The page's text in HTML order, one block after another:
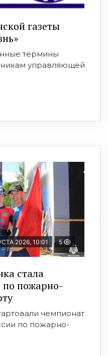
газеты
термины
управляющей
2026, 10:01 5
стала
по пожарно-
чемпионат
по пожарно-